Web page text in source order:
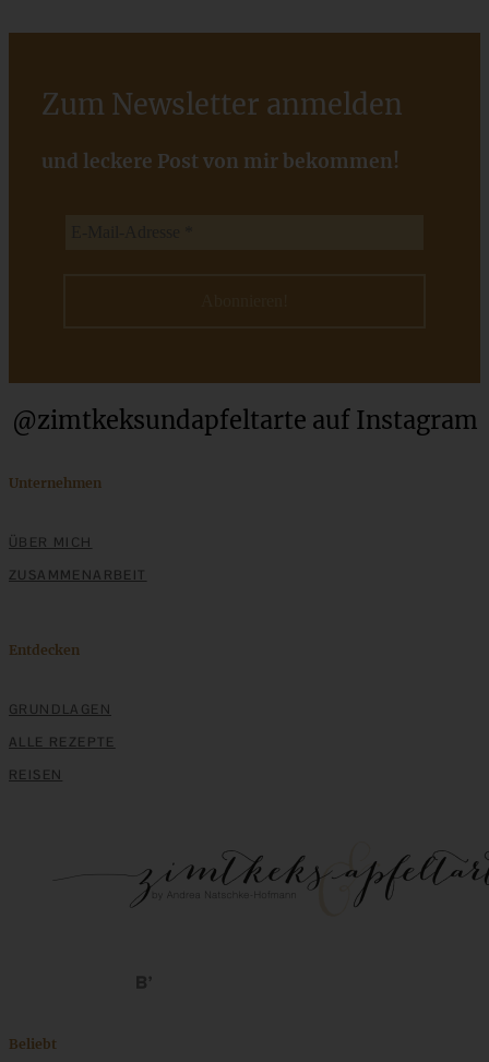
Original Nürnberger Elisenlebkuchen
ZUM BEITRAG
Klassische Spargelcremesuppe aus Spargel und
Zum Newsletter anmelden
und leckere Post von mir bekommen!
@zimtkeksundapfeltarte auf Instagram
Unternehmen
ÜBER MICH
ZUSAMMENARBEIT
Entdecken
GRUNDLAGEN
ALLE REZEPTE
REISEN
Beliebt